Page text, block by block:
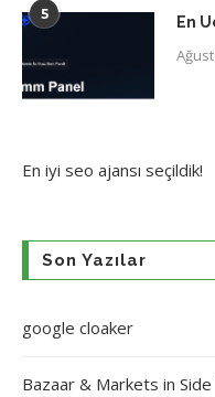
5 En
En iyi seo ajansı seçildik!
Son Yazılar
google cloaker
Bazaar & Markets in